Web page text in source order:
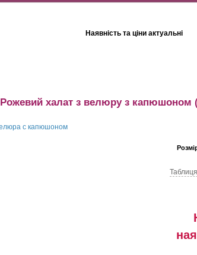
Наявність та ціни актуальні
Рожевий халат з велюру з капюшоном